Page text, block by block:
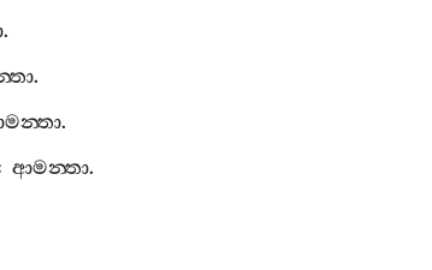
.
.
.
ආමන‍්තා.